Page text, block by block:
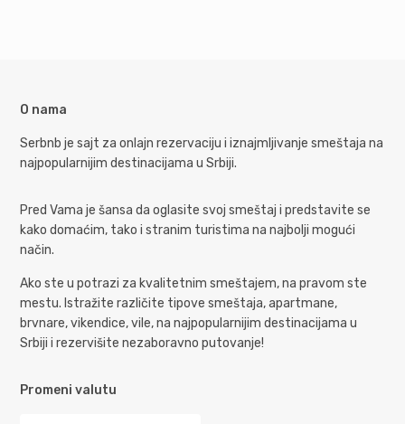
O nama
Serbnb je sajt za onlajn rezervaciju i iznajmljivanje smeštaja na
najpopularnijim destinacijama u Srbiji.
Pred Vama je šansa da oglasite svoj smeštaj i predstavite se
kako domaćim, tako i stranim turistima na najbolji mogući
način.
Ako ste u potrazi za kvalitetnim smeštajem, na pravom ste
mestu. Istražite različite tipove smeštaja, apartmane,
brvnare, vikendice, vile, na najpopularnijim destinacijama u
Srbiji i rezervišite nezaboravno putovanje!
Promeni valutu